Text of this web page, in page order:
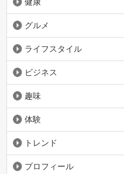
グルメ
ライフスタイル
ビジネス
趣味
体験
トレンド
プロフィール